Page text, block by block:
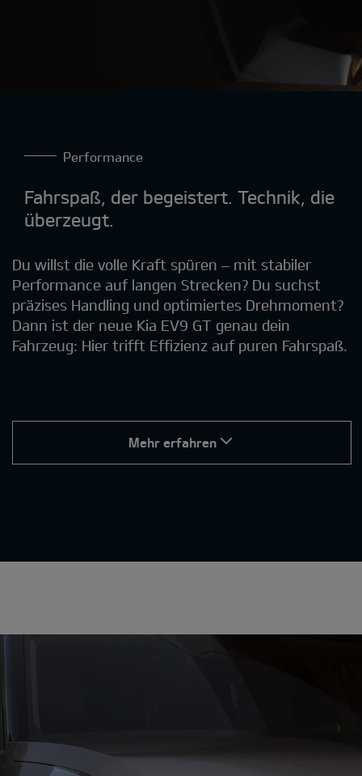
Performance
Fahrspaß, der begeistert. Technik, die
überzeugt.
Du willst die volle Kraft spüren – mit stabiler
Performance auf langen Strecken? Du suchst
präzises Handling und optimiertes Drehmoment?
Dann ist der neue Kia EV9 GT genau dein
Fahrzeug: Hier trifft Effizienz auf puren Fahrspaß.
Mehr erfahren
sanftes Fahrverhalten – ideal für den Alltag.
Sport-Modus sorgt für ein direkteres